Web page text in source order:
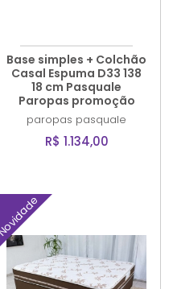
Base simples + Colchão
Casal Espuma D33 138
18 cm Pasquale
Paropas promoção
paropas pasquale
R$ 1.134,00
Novidade